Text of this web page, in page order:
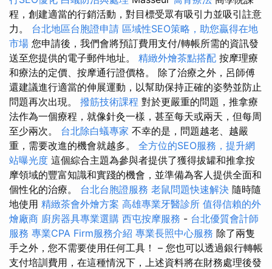
程，創建適當的行銷活動，對目標受眾有吸引力並吸引註意
力。 台北地區台胞證申請 區域性SEO策略，助您贏得在地
市場 您申請後，我們會將預訂費用支付/轉帳所需的資訊發
送至您提供的電子郵件地址。 精緻外燴茶點搭配 按摩理療
和療法的定價、按摩通行證價格。 除了治療之外，呂師傅
還建議進行適當的伸展運動，以幫助保持正確的姿勢並防止
問題再次出現。 撥筋技術課程 對於更嚴重的問題，推拿療
法作為一個療程，就像針灸一樣，甚至每天或兩天，但每周
至少兩次。 台北除白蟻專家 不幸的是，問題越老、越嚴
重，需要改進的機會就越多。 全方位的SEO服務，提升網
站曝光度 這個綜合主題為參與者提供了獲得拔罐和推拿按
摩領域的豐富知識和實踐的機會，並準備為客人提供全面和
個性化的治療。 台北台胞證服務 老鼠問題快速解決 隨時隨
地使用 精緻茶會外燴方案 高雄專業牙醫診所 值得信賴的外
燴廠商 廚房器具專業選購 西屯按摩服務 - 台北優質會計師
服務 專業CPA Firm服務介紹 專業長照中心服務 除了兩隻
手之外，您不需要使用任何工具！ – 您也可以透過銀行轉帳
支付培訓費用，在這種情況下，上述資料將在財務處理後發